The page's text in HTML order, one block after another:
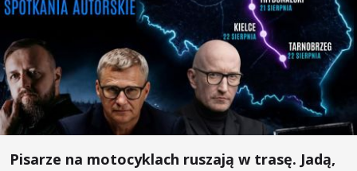
Pisarze na motocyklach ruszają w trasę. Jadą,